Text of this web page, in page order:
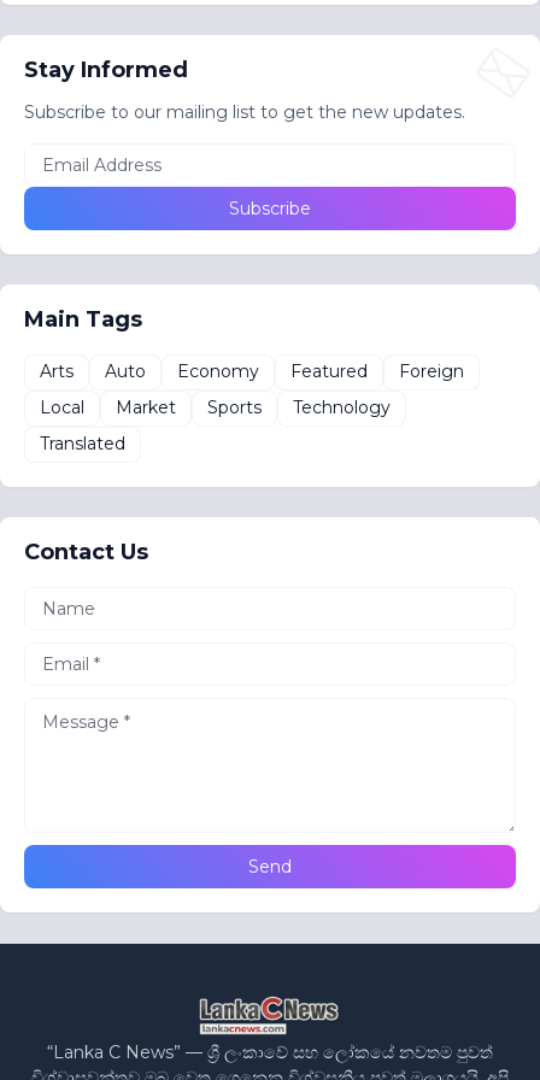
Stay Informed
Subscribe to our mailing list to get the new updates.
Main Tags
Arts Auto Economy Featured
Foreign
Local
Market Sports
Technology
Translated
Contact Us
“Lanka C News” — ශ්‍රී ලංකාවේ සහ ලෝකයේ නවතම පුවත්